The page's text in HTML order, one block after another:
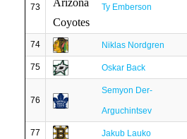
73 Ty Emberson
74 Niklas Nordgren
75 Oskar Back
76
Semyon Der-
Arguchintsev
77 Jakub Lauko